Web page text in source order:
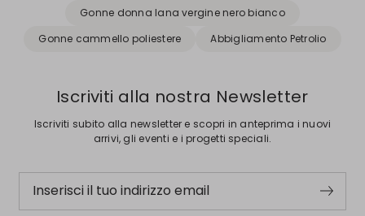
Gonne donna lana vergine nero bianco
Gonne cammello poliestere
Abbigliamento Petrolio
Iscriviti alla nostra Newsletter
Iscriviti subito alla newsletter e scopri in anteprima i nuovi
arrivi, gli eventi e i progetti speciali.
Inserisci il tuo indirizzo email